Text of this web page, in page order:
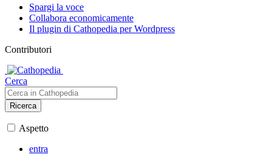
Spargi la voce
Collabora economicamente
Il plugin di Cathopedia per Wordpress
Contributori
Cerca
Ricerca
Aspetto
entra